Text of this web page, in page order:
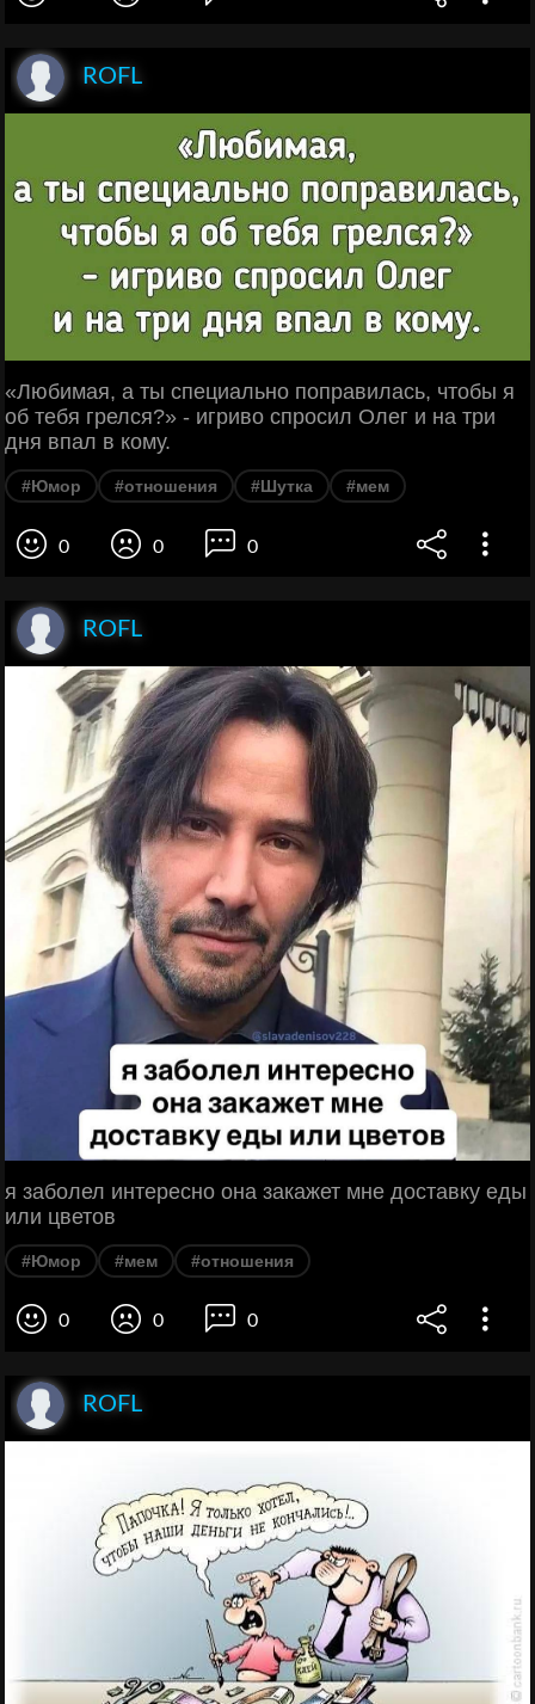
ROFL
«Любимая, а ты специально поправилась, чтобы я
об тебя грелся?» - игриво спросил Олег и на три
дня впал в кому.
#Юмор #отношения #Шутка #мем
0 0 0
ROFL
я заболел интересно она закажет мне доставку еды
или цветов
#Юмор #мем #отношения
0 0 0
ROFL